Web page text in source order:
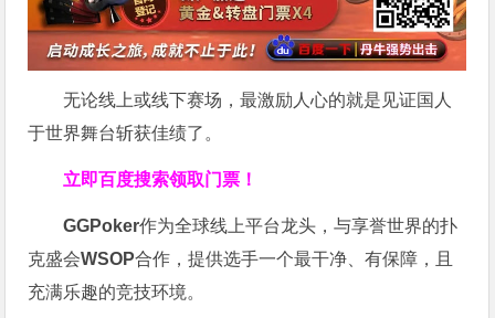
无论线上或线下赛场，最激励人心的就是见证国人
于世界舞台斩获佳绩了。
立即百度搜索领取门票！
GGPoker作为全球线上平台龙头，与享誉世界的扑
克盛会WSOP合作，提供选手一个最干净、有保障，且
充满乐趣的竞技环境。